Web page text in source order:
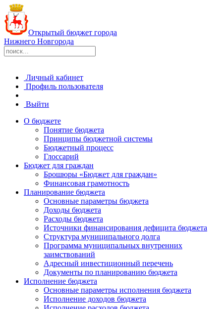
Открытый бюджет города
Нижнего Новгорода
Личный кабинет
Профиль пользователя
Выйти
О бюджете
Понятие бюджета
Принципы бюджетной системы
Бюджетный процесс
Глоссарий
Бюджет для граждан
Брошюры «Бюджет для граждан»
Финансовая грамотность
Планирование бюджета
Основные параметры бюджета
Доходы бюджета
Расходы бюджета
Источники финансирования дефицита бюджета
Структура муниципального долга
Программа муниципальных внутренних
заимствований
Адресный инвестиционный перечень
Документы по планированию бюджета
Исполнение бюджета
Основные параметры исполнения бюджета
Исполнение доходов бюджета